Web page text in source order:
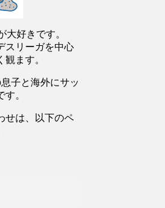
大好きです。
スリーガを中心
ます。
子と海外にサッ
。
せは、以下のペ